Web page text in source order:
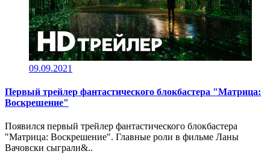
09.09.2021
Первый трейлер фантастического блокбастера "Матрица:
Воскрешение"
Появился первый трейлер фантастического блокбастера
"Матрица: Воскрешение". Главные роли в фильме Ланы
Вачовски сыграли&..